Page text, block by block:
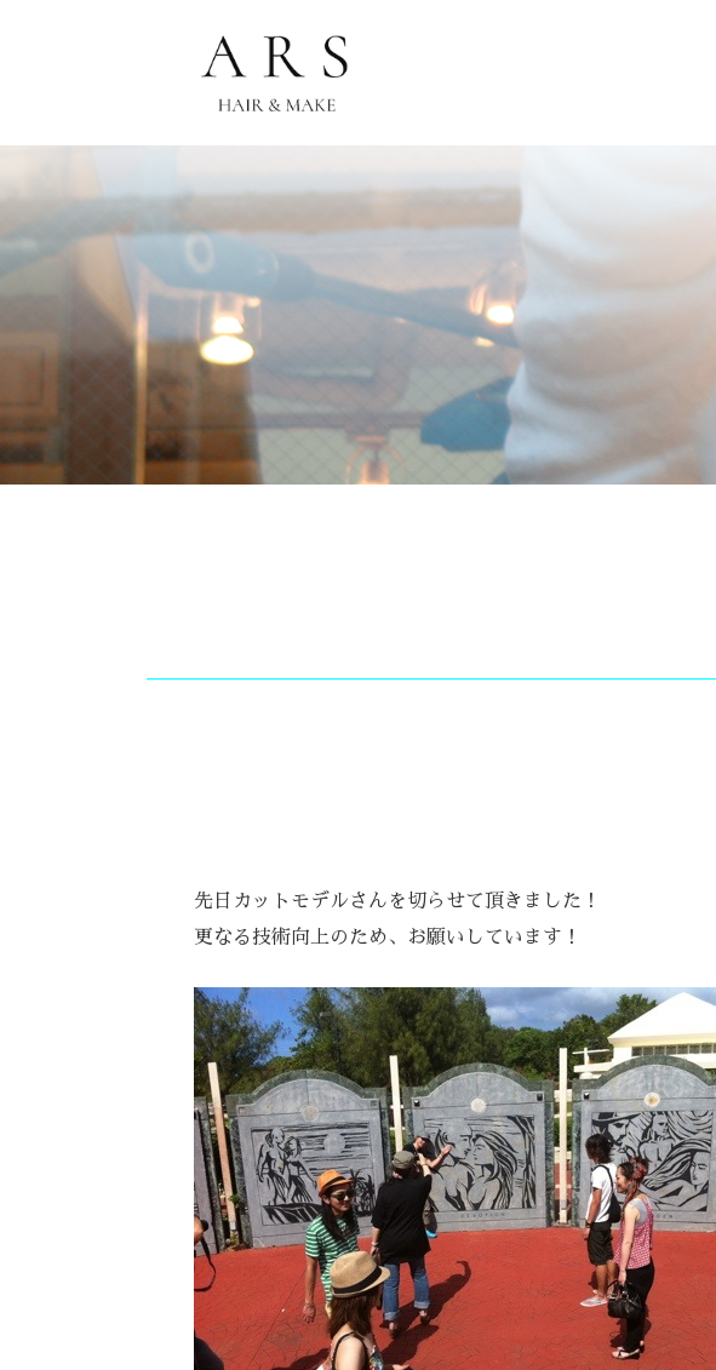
先日カットモデルさんを切らせて頂きました！
更なる技術向上のため、お願いしています！